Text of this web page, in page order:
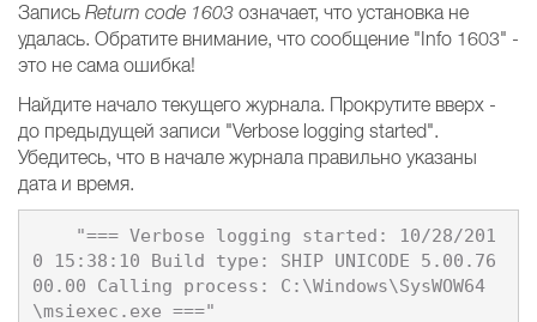
Запись Return code 1603 означает, что установка не
удалась. Обратите внимание, что сообщение "Info 1603" -
это не сама ошибка!
Найдите начало текущего журнала. Прокрутите вверх -
до предыдущей записи "Verbose logging started".
Убедитесь, что в начале журнала правильно указаны
дата и время.
0 15:38:10 Build type: SHIP UNICODE 5.00.76
00.00 Calling process: C:\Windows\SysWOW64